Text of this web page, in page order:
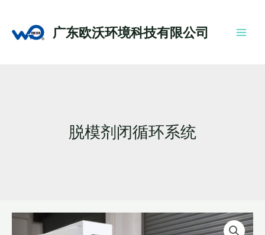
广东欧沃环境科技有限公司
脱模剂闭循环系统